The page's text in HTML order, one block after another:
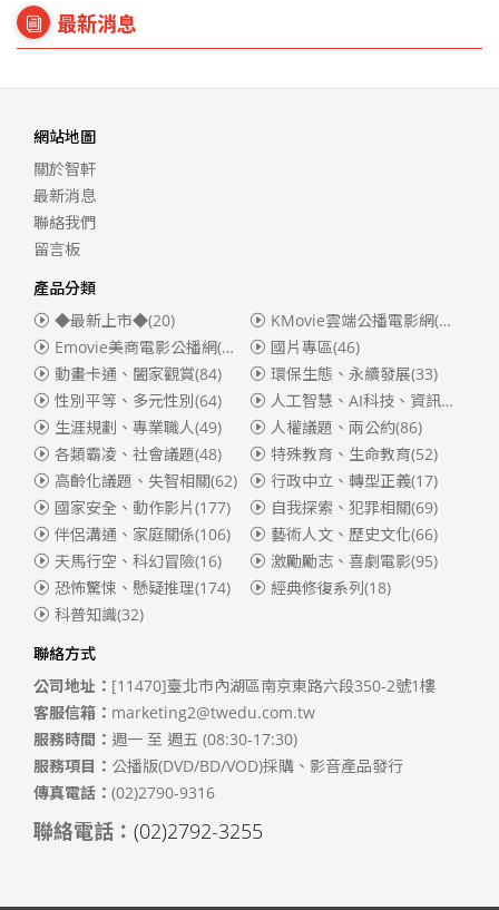
最新消息
網站地圖
關於智軒
最新消息
聯絡我們
留言板
產品分類
◆最新上市◆(20)
KMovie雲端公播電影網(迪士尼、福斯、索尼)
Emovie美商電影公播網(華納)
(186)
國片專區(46)
動畫卡通、闔家觀賞(84) 環保生態、永續發展(33)
性別平等、多元性別(64) 人工智慧、AI科技、資訊安全
生涯規劃、專業職人(49) 人權議題、兩公約(86)
各類霸凌、社會議題(48) 特殊教育、生命教育(52)
高齡化議題、失智相關(62) 行政中立、轉型正義(17)
國家安全、動作影片(177) 自我探索、犯罪相關(69)
伴侶溝通、家庭關係(106) 藝術人文、歷史文化(66)
天馬行空、科幻冒險(16) 激勵勵志、喜劇電影(95)
恐怖驚悚、懸疑推理(174) 經典修復系列(18)
科普知識(32)
聯絡方式
公司地址： [11470]臺北市內湖區南京東路六段350-2號1樓
客服信箱： marketing2@twedu.com.tw
服務時間： 週一 至 週五 (08:30-17:30)
服務項目： 公播版(DVD/BD/VOD)採購、影音產品發行
傳真電話： (02)2790-9316
聯絡電話： (02)2792-3255